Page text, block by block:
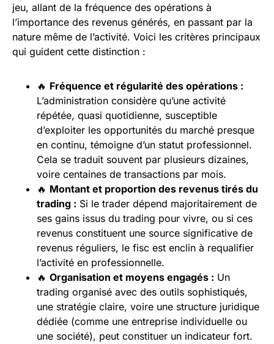
jeu, allant de la fréquence des opérations à
l’importance des revenus générés, en passant par la
nature même de l’activité. Voici les critères principaux
qui guident cette distinction :
🔥 Fréquence et régularité des opérations :
L’administration considère qu’une activité
répétée, quasi quotidienne, susceptible
d’exploiter les opportunités du marché presque
en continu, témoigne d’un statut professionnel.
Cela se traduit souvent par plusieurs dizaines,
voire centaines de transactions par mois.
🔥 Montant et proportion des revenus tirés du
trading : Si le trader dépend majoritairement de
ses gains issus du trading pour vivre, ou si ces
revenus constituent une source significative de
revenus réguliers, le fisc est enclin à requalifier
l’activité en professionnelle.
🔥 Organisation et moyens engagés : Un
trading organisé avec des outils sophistiqués,
une stratégie claire, voire une structure juridique
dédiée (comme une entreprise individuelle ou
une société), peut constituer un indicateur fort.